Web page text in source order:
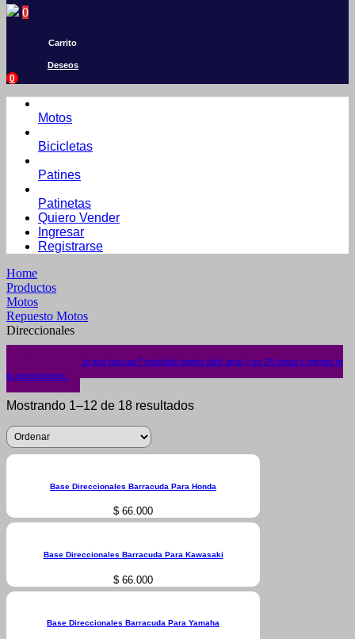
0
Carrito
Deseos
0
Motos
Bicicletas
Patines
Patinetas
Quiero Vender
Ingresar
Registrarse
Home
Productos
Motos
Repuesto Motos
Direccionales
¿No encuentras lo que buscas? solicítalo dando click aquí y en 24 horas o menos te
lo encontramos.
Mostrando 1–12 de 18 resultados
Base Direccionales Barracuda Para Honda
$ 66.000
Base Direccionales Barracuda Para Kawasaki
$ 66.000
Base Direccionales Barracuda Para Yamaha